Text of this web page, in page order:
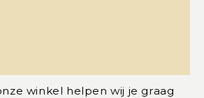
winkel helpen wij je graag